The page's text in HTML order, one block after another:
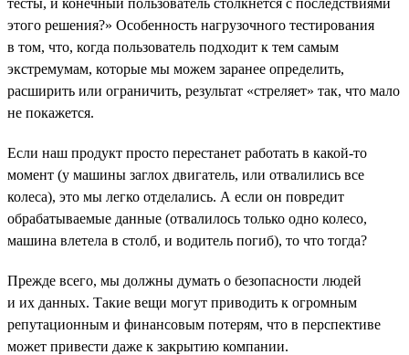
этого решения?» Особенность нагрузочного тестирования
в том, что, когда пользователь подходит к тем самым
экстремумам, которые мы можем заранее определить,
расширить или ограничить, результат «стреляет» так, что мало
не покажется.
Если наш продукт просто перестанет работать в какой-то
момент (у машины заглох двигатель, или отвалились все
колеса), это мы легко отделались. А если он повредит
обрабатываемые данные (отвалилось только одно колесо,
машина влетела в столб, и водитель погиб), то что тогда?
Прежде всего, мы должны думать о безопасности людей
и их данных. Такие вещи могут приводить к огромным
репутационным и финансовым потерям, что в перспективе
может привести даже к закрытию компании.